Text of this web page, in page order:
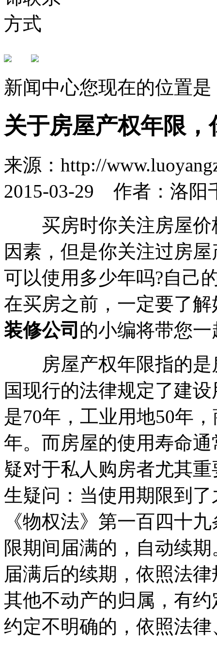
新闻中心您现在的位置是
关于房屋产权年限
来源：http://
2015-03-29 作者：洛阳
买房时你关注房屋价
因素，但是你关注过房
可以使用多少年吗?自己
在买房之前，一定要了
装修公司 的小编将带您
房屋产权年限指的是
国现行的法律规定了建
是70年，工业用地50年
年。而房屋的使用寿命
疑对于私人购房者尤其
生疑问：当使用期限到
《物权法》第一百四十
限期间届满的，自动续
届满后的续期，依照法
其他不动产的归属，有
约定不明确的，依照法